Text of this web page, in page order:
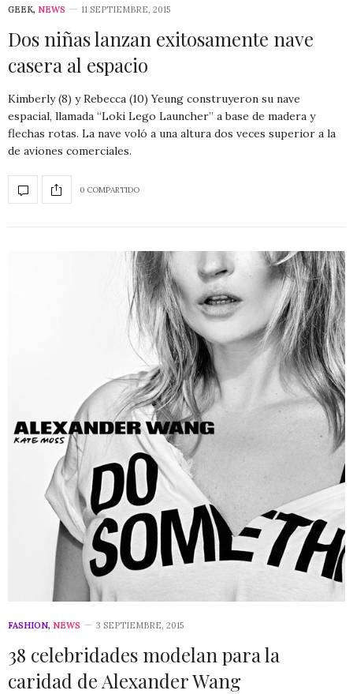
GEEK, NEWS 11 SEPTIEMBRE, 2015
Dos niñas lanzan exitosamente nave
casera al espacio
Kimberly (8) y Rebecca (10) Yeung construyeron su nave
espacial, llamada “Loki Lego Launcher” a base de madera y
flechas rotas. La nave voló a una altura dos veces superior a la
de aviones comerciales.
0 COMPARTIDO
FASHION, NEWS 3 SEPTIEMBRE, 2015
38 celebridades modelan para la
caridad de Alexander Wang